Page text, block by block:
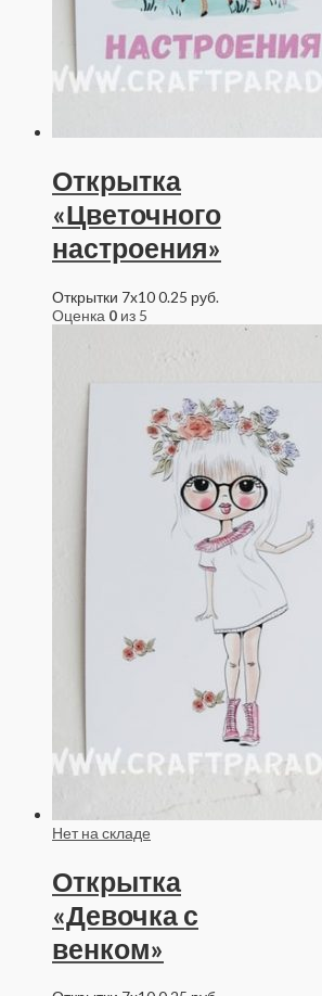
Открытка
«Цветочного
настроения»
Открытки 7x100.25 руб.
Оценка 0 из 5
Нет на складе
Открытка
«Девочка с
венком»